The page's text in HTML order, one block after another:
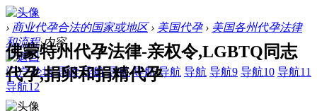
› 商业代孕合法的国家或地区 › 美国代孕 › 美国各州代孕法律
和流程›内容
门户 论坛 导读 导航 导航 导航 导航 导航 导航9 导航10 导航11
导航12
佛蒙特州代孕法律-亲权令,LGBTQ同志
代孕,捐卵和捐精代孕